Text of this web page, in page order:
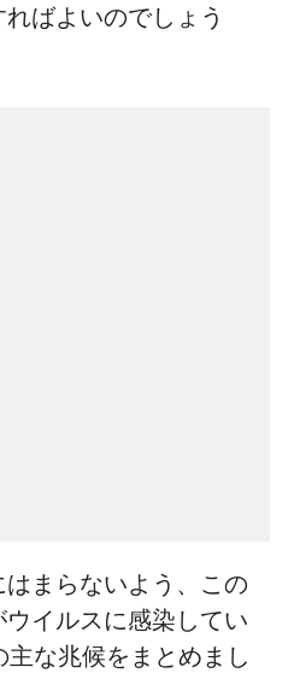
ばよいのでしょう
まらないよう、この
イルスに感染してい
な兆候をまとめまし